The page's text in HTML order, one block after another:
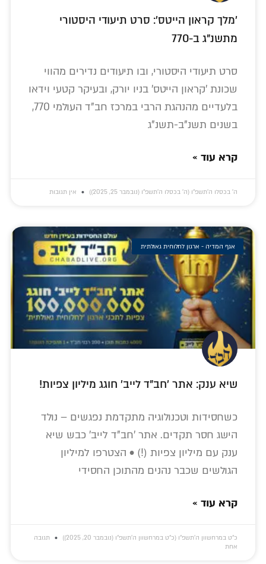
'מלך קראון הייטס': סרט תיעודי היסטורי
מתשנ"ג ב-770
סרט תיעודי היסטורי, ובו תיעודים נדירים מהווי
שכונת 'קראון הייטס' בניו יורק, ובעיקר קטעי וידאו
בלעדיים מהנהגת הרבי במרכז חב"ד העולמי 770,
בשנים תשנ"ב-תשנ"ג
קרא עוד »
ה׳ בכסלו ה׳תשפ״ו (ה׳ בכסלו ה׳תשפ״ו (נובמבר 25, 2025)) אין תגובות
אגף המדיה - ארגון לחלוחית גאולתית
שיא ענק: אתר 'חב"ד לייב' חוגג מיליון צפיות!
כשחסידות וטכנולוגיה מתקדמת נפגשים – נולד
הישג חסר תקדים. אתר 'חב"ד לייב' כבש שיא
ענק עם מיליון צפיות (!) • הצטרפו למיליון
הגולשים שכבר נהנים מהתוכן החסידי
קרא עוד »
כ״ט במרחשוון ה׳תשפ״ו (כ״ט במרחשוון ה׳תשפ״ו (נובמבר 20, 2025))
תגובה
אחת